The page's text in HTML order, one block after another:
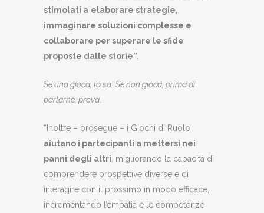
stimolati a elaborare strategie,
immaginare soluzioni complesse e
collaborare per superare le sfide
proposte dalle storie”.
Se una gioca, lo sa. Se non gioca, prima di
parlarne, prova
“Inoltre – prosegue – i Giochi di Ruolo
aiutano i partecipanti a mettersi nei
panni degli altri , migliorando la capacità di
comprendere prospettive diverse e di
interagire con il prossimo in modo efficace,
incrementando l’empatia e le competenze